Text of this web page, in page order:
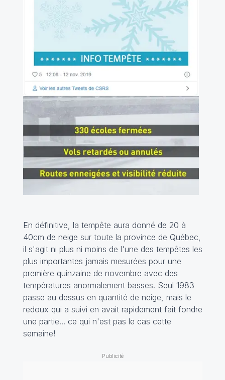
En définitive, la tempête aura donné de 20 à
40cm de neige sur toute la province de Québec,
il s'agit ni plus ni moins de l'une des tempêtes les
plus importantes jamais mesurées pour une
première quinzaine de novembre avec des
températures anormalement basses. Seul 1983
passe au dessus en quantité de neige, mais le
redoux qui a suivi en avait rapidement fait fondre
une partie... ce qui n'est pas le cas cette
semaine!